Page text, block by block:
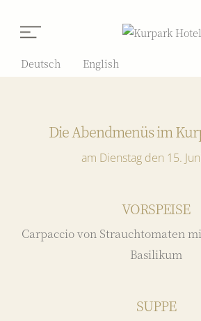
Deutsch English
Die Abendmenüs im
am Dienstag den 15.
VORSPEISE
Carpaccio von Strauchtomaten
Basilikum
SUPPE